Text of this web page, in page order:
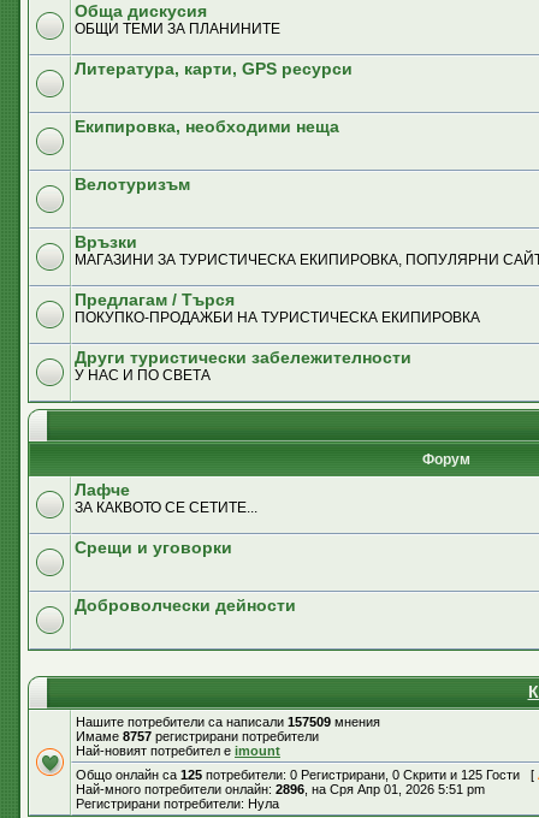
Обща дискусия
ОБЩИ ТЕМИ ЗА ПЛАНИНИТЕ
Литература, карти, GPS ресурси
Екипировка, необходими неща
Велотуризъм
Връзки
MАГАЗИНИ ЗА ТУРИСТИЧЕСКА ЕКИПИРОВКА, ПОПУЛЯРНИ
Предлагам / Търся
ПОКУПКО-ПРОДАЖБИ НА ТУРИСТИЧЕСКА ЕКИПИРОВКА
Други туристически забележителности
У НАС И ПО СВЕТА
Форум
Лафче
ЗА КАКВОТО СЕ СЕТИТЕ...
Срещи и уговорки
Доброволчески дейности
Нашите потребители са написали 157509 мнения
Имаме 8757 регистрирани потребители
Най-новият потребител е imount
Общо онлайн са 125 потребители: 0 Регистрирани, 0 Скрити и 125 Гости [
Най-много потребители онлайн: 2896 , на Сря Апр 01, 2026 5:51 pm
Регистрирани потребители: Нула